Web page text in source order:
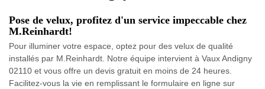
Pose de velux, profitez d'un service impeccable chez
M.Reinhardt!
Pour illuminer votre espace, optez pour des velux de qualité
installés par M.Reinhardt. Notre équipe intervient à Vaux Andigny
02110 et vous offre un devis gratuit en moins de 24 heures.
Facilitez-vous la vie en remplissant le formulaire en ligne sur